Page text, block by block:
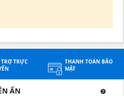
TRỰC
THANH TOÁN BẢO
MẬT
ẤN